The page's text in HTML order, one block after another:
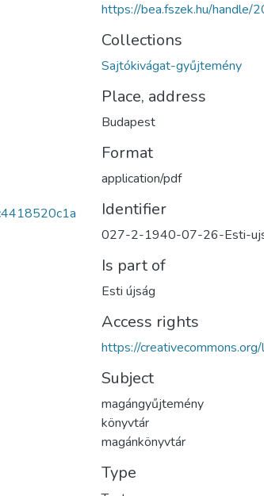
https://bea.fszek.hu/
Collections
Sajtókivágat-gyűjtemény
Place, address
Budapest
Format
application/pdf
Identifier
027-2-1940-07-26-Esti-
Is part of
Esti újság
Access rights
https://
Subject
magángyűjtemény
könyvtár
magánkönyvtár
Type